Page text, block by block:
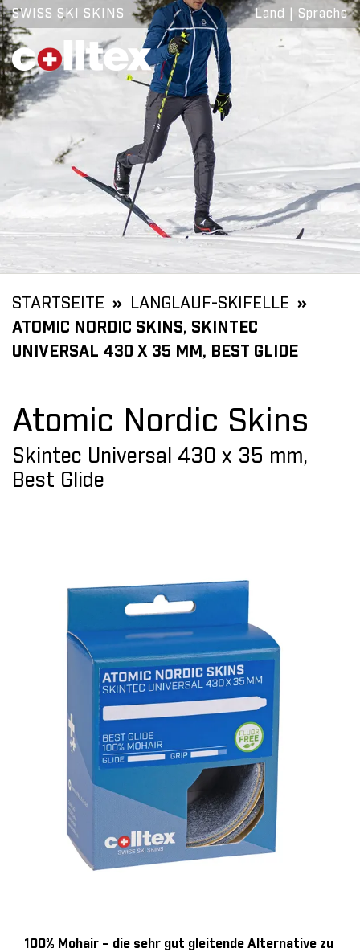
SWISS SKI SKINS Land Sprache
STARTSEITE
LANGLAUF-SKIFELLE
ATOMIC NORDIC SKINS, SKINTEC
UNIVERSAL 430 X 35 MM, BEST GLIDE
Atomic Nordic Skins
Skintec Universal 430 x 35 mm,
Best Glide
100% Mohair – die sehr gut gleitende Alternative zu